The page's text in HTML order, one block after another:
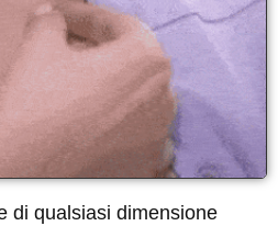
di qualsiasi dimensione